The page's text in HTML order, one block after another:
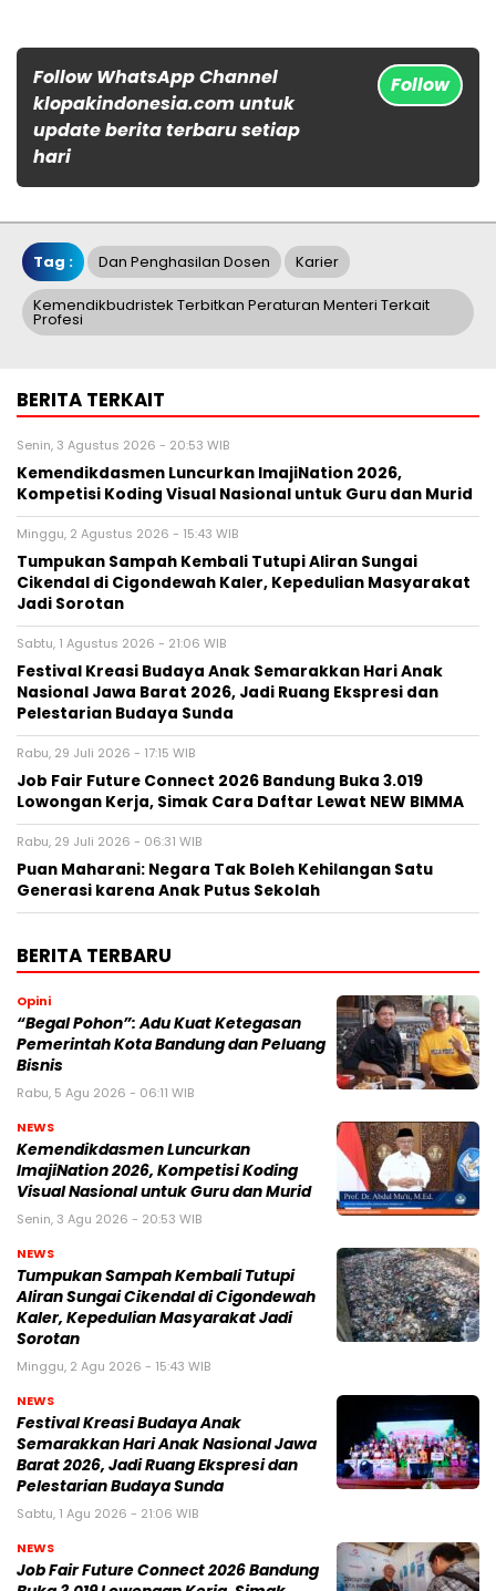
Follow WhatsApp Channel
klopakindonesia.com untuk
update berita terbaru setiap
hari
Follow
Tag : Dan Penghasilan Dosen Karier
Kemendikbudristek Terbitkan Peraturan Menteri Terkait
Profesi
BERITA TERKAIT
Senin, 3 Agustus 2026 - 20:53 WIB
Kemendikdasmen Luncurkan ImajiNation 2026,
Kompetisi Koding Visual Nasional untuk Guru dan Murid
Minggu, 2 Agustus 2026 - 15:43 WIB
Tumpukan Sampah Kembali Tutupi Aliran Sungai
Cikendal di Cigondewah Kaler, Kepedulian Masyarakat
Jadi Sorotan
Sabtu, 1 Agustus 2026 - 21:06 WIB
Festival Kreasi Budaya Anak Semarakkan Hari Anak
Nasional Jawa Barat 2026, Jadi Ruang Ekspresi dan
Pelestarian Budaya Sunda
Rabu, 29 Juli 2026 - 17:15 WIB
Job Fair Future Connect 2026 Bandung Buka 3.019
Lowongan Kerja, Simak Cara Daftar Lewat NEW BIMMA
Rabu, 29 Juli 2026 - 06:31 WIB
Puan Maharani: Negara Tak Boleh Kehilangan Satu
Generasi karena Anak Putus Sekolah
BERITA TERBARU
Opini
“Begal Pohon”: Adu Kuat Ketegasan
Pemerintah Kota Bandung dan Peluang
Bisnis
Rabu, 5 Agu 2026 - 06:11 WIB
NEWS
Kemendikdasmen Luncurkan
ImajiNation 2026, Kompetisi Koding
Visual Nasional untuk Guru dan Murid
Senin, 3 Agu 2026 - 20:53 WIB
NEWS
Tumpukan Sampah Kembali Tutupi
Aliran Sungai Cikendal di Cigondewah
Kaler, Kepedulian Masyarakat Jadi
Sorotan
Minggu, 2 Agu 2026 - 15:43 WIB
NEWS
Festival Kreasi Budaya Anak
Semarakkan Hari Anak Nasional Jawa
Barat 2026, Jadi Ruang Ekspresi dan
Pelestarian Budaya Sunda
Sabtu, 1 Agu 2026 - 21:06 WIB
NEWS
Job Fair Future Connect 2026 Bandung